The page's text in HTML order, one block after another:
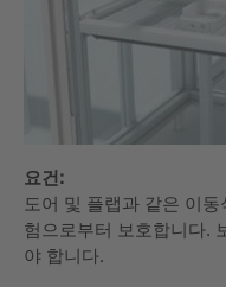
요건:
도어 및 플랩과 같은 이
험으로부터 보호합니다.
야 합니다.